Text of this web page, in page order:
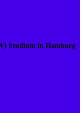
Studium in Hamburg